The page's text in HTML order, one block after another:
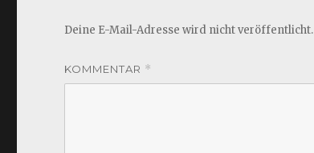
Deine E-Mail-Adresse wird nicht veröffentlicht.
KOMMENTAR *